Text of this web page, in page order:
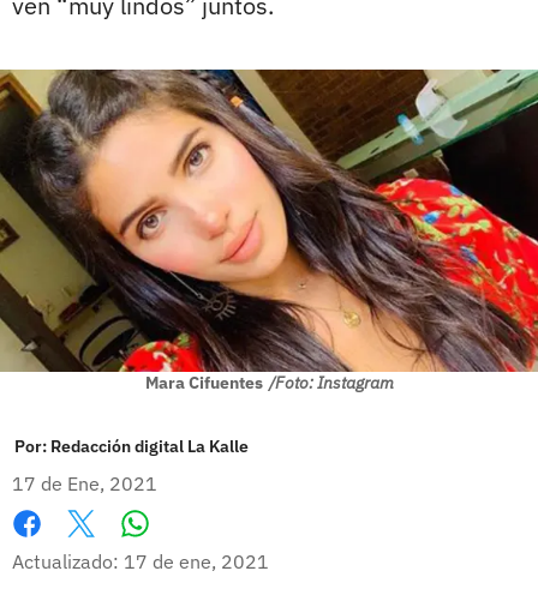
Mara Cifuentes /Foto: Instagram
Por: Redacción digital La Kalle
17 de Ene, 2021
Facebook
X
Actualizado: 17 de ene, 2021